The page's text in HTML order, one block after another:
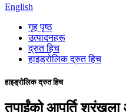
English
गृह पृष्ठ
उत्पादनहरू
द्रुत हिच
हाइड्रोलिक द्रुत हिच
हाइड्रोलिक द्रुत हिच
तपाईंको आपूर्ति